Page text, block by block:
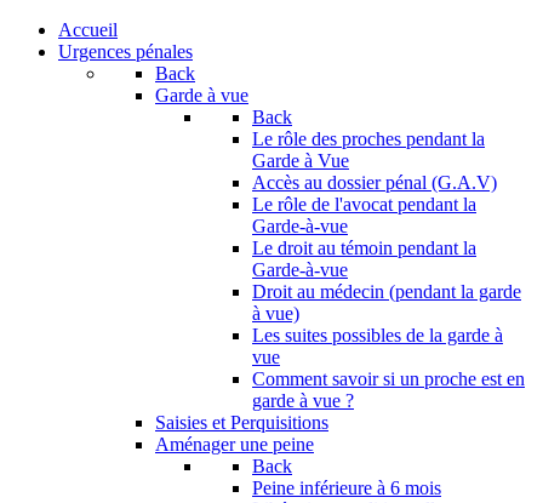
Accueil
Urgences pénales
Back
Garde à vue
Back
Le rôle des proches pendant la
Garde à Vue
Accès au dossier pénal (G.A.V)
Le rôle de l'avocat pendant la
Garde-à-vue
Le droit au témoin pendant la
Garde-à-vue
Droit au médecin (pendant la garde
à vue)
Les suites possibles de la garde à
vue
Comment savoir si un proche est en
garde à vue ?
Saisies et Perquisitions
Aménager une peine
Back
Peine inférieure à 6 mois